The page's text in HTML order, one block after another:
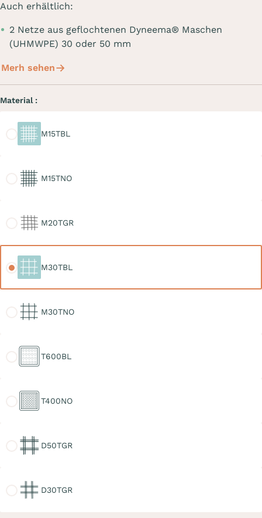
Auch erhältlich:
2 Netze aus geflochtenen Dyneema® Maschen
(UHMWPE) 30 oder 50 mm
Merh sehen
Material :
M15TBL
M15TNO
M20TGR
M30TBL
M30TNO
T600BL
T400NO
D50TGR
D30TGR